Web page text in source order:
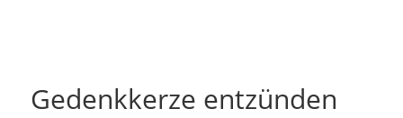
Gedenkkerze entzünden